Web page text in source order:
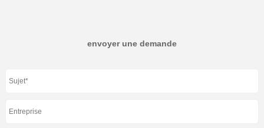
envoyer une demande